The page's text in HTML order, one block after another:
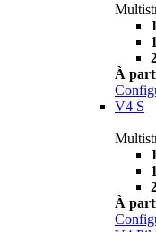
À
V4 S
À